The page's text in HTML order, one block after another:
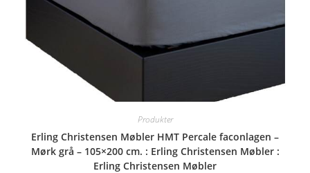
Produkter
Erling Christensen Møbler HMT Percale faconlagen –
Mørk grå – 105×200 cm. : Erling Christensen Møbler :
Erling Christensen Møbler